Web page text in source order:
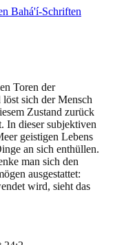
Bahá'í-Schriften
Toren der
sich der Mensch
Zustand zurück
In dieser subjektiven
geistigen Lebens
an sich enthüllen.
man sich den
ausgestattet:
wird, sieht das